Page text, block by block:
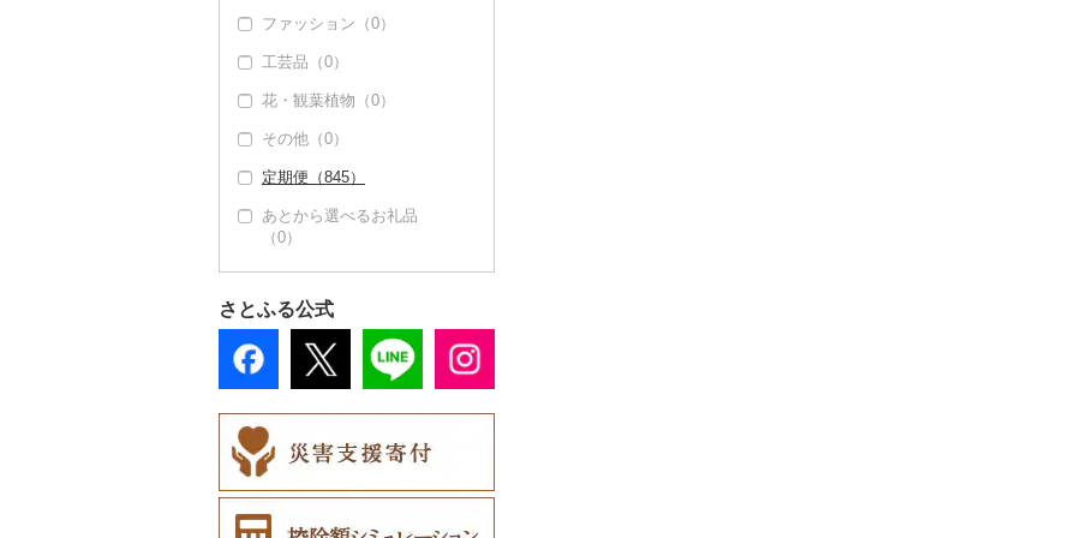
ファッション（0）
工芸品（0）
花・観葉植物（0）
その他（0）
定期便（845）
あとから選べるお礼品
（0）
さとふる公式